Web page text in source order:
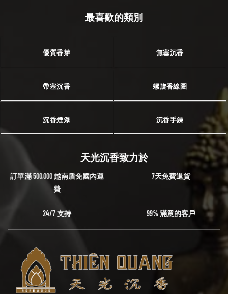
最喜歡的類別
優質香芽 無塞沉香
帶塞沉香 螺旋香線圈
沉香煙瀑 沉香手鍊
天光沉香致力於
訂單滿 500,000 越南盾免國內運
費
7天免費退貨
24/7 支持 99% 滿意的客戶